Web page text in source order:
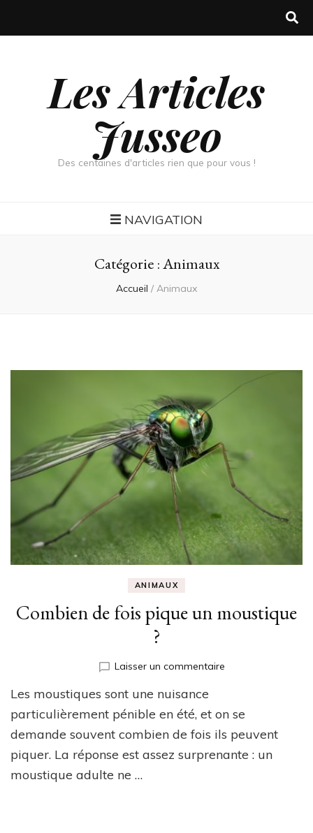
Les Articles
Jusseo
Des centaines d'articles rien que pour vous !
NAVIGATION
Catégorie :Animaux
Accueil / Animaux
ANIMAUX
Combien de fois pique un moustique
?
Laisser un commentairesur
fois
un
moustique
Les moustiques sont une nuisance
particulièrement pénible en été, et on se
demande souvent combien de fois ils peuvent
piquer. La réponse est assez surprenante : un
moustique adulte ne …